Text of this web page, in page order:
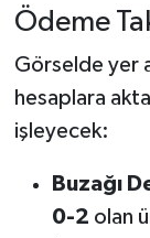
Ödeme
Görselde yer
hesaplara
işleyecek:
Buzağı
0-2 olan